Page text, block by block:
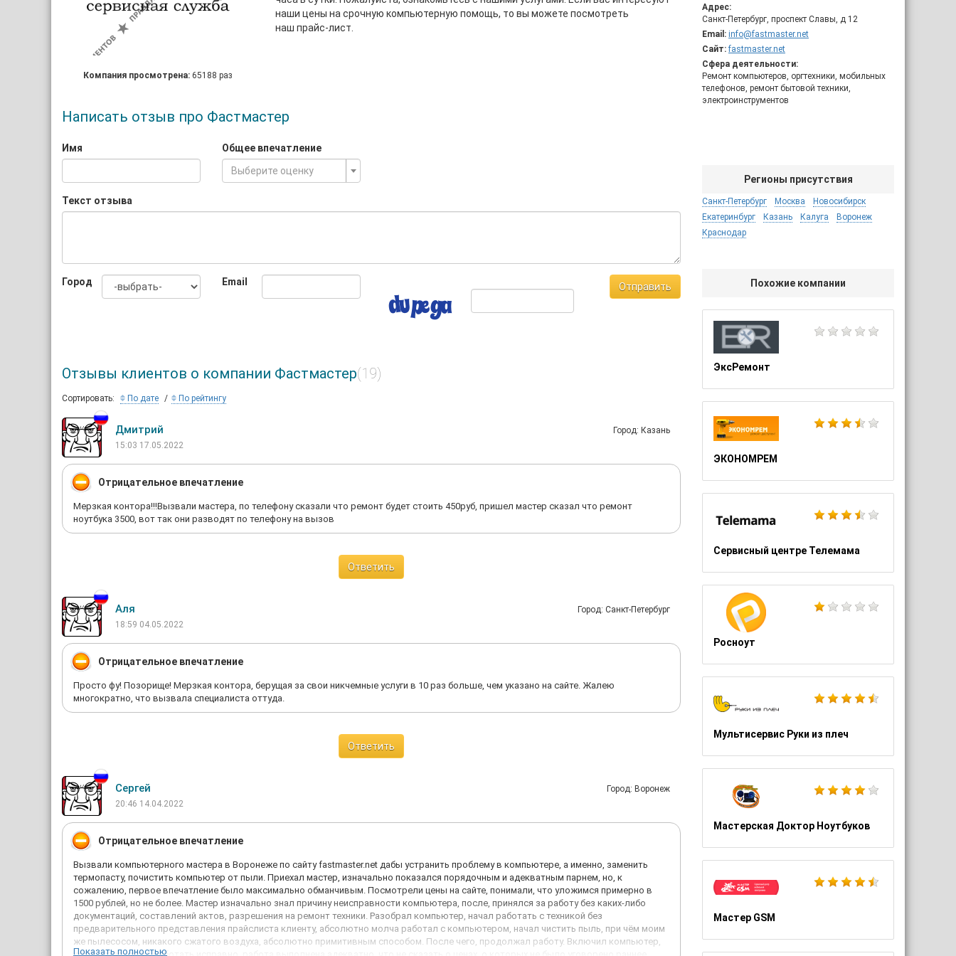
Адрес:
Санкт-Петербург, проспект Славы, д 12
Email: info@fastmaster.net
Сайт: fastmaster.net
Сфера деятельности:
Ремонт компьютеров, оргтехники, мобильных
телефонов, ремонт бытовой техники,
электроинструментов
Регионы присутствия
Санкт-Петербург Москва
Новосибирск
Екатеринбург
Казань Калуга
Воронеж
Краснодар
Похожие компании
ЭксРемонт
ЭКОНОМРЕМ
Сервисный центре Телемама
Росноут
Мультисервис Руки из плеч
Мастерская Доктор Ноутбуков
Мастер GSM
Компания просмотрена: 65188 раз
наши цены на срочную компьютерную помощь, то вы можете посмотреть
наш прайс-лист.
Написать отзыв про Фастмастер
Имя
Общее впечатление
Выберите оценку
Текст отзыва
Город Email Отправить
Отзывы клиентов о компании Фастмастер(19)
Сортировать: По дате По рейтингу
Дмитрий
Город: Казань
15:03 17.05.2022
Отрицательное впечатление
Мерзкая контора!!!Вызвали мастера, по телефону сказали что ремонт будет стоить 450руб, пришел мастер сказал что ремонт
ноутбука 3500, вот так они разводят по телефону на вызов
Ответить
Аля
Город: Санкт-Петербург
18:59 04.05.2022
Отрицательное впечатление
Просто фу! Позорище! Мерзкая контора, берущая за свои никчемные услуги в 10 раз больше, чем указано на сайте. Жалею
многократно, что вызвала специалиста оттуда.
Ответить
Сергей
Город: Воронеж
20:46 14.04.2022
Отрицательное впечатление
Вызвали компьютерного мастера в Воронеже по сайту fastmaster.net дабы устранить проблему в компьютере, а именно, заменить
термопасту, почистить компьютер от пыли. Приехал мастер, изначально показался порядочным и адекватным парнем, но, к
сожалению, первое впечатление было максимально обманчивым. Посмотрели цены на сайте, понимали, что уложимся примерно в
1500 рублей, но не более. Мастер изначально знал причину неисправности компьютера, после, принялся за работу без каких-либо
документаций, составлений актов, разрешения на ремонт техники. Разобрал компьютер, начал работать с техникой без
предварительного представления прайслиста клиенту, абсолютно молча работал с компьютером, начал чистить пыль, при чём моим
же пылесосом, никакого сжатого воздуха, абсолютно примитивным способом. После чего, продолжал работу. Включил компьютер,
Показать полностью